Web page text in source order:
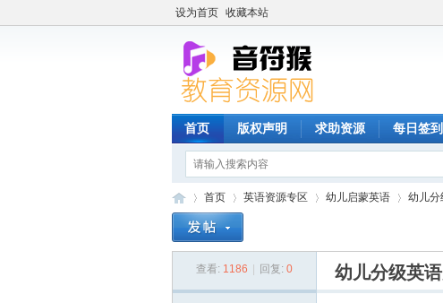
设为首页 收藏本站
首页 版权声明 求助资源 每日签到
首页
›
英语资源专区 幼儿启蒙英语
›
幼儿分
查看: 1186 回复: 0 幼儿分级英